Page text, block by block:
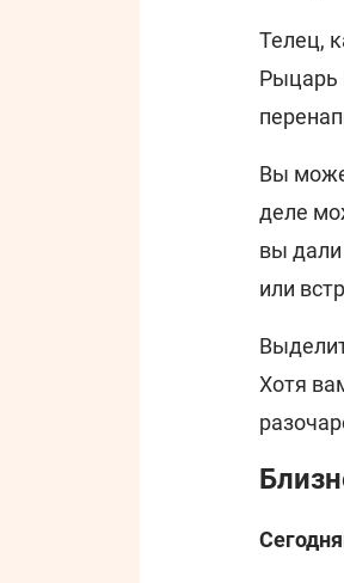
Телец,
Рыцарь
Вы
деле
вы
или
Хотя